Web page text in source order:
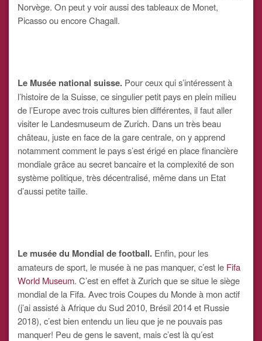
Norvège. On peut y voir aussi des tableaux de Monet,
Picasso ou encore Chagall.
Le Musée national suisse. Pour ceux qui s’intéressent à
l’histoire de la Suisse, ce singulier petit pays en plein milieu
de l’Europe avec trois cultures bien différentes, il faut aller
visiter le Landesmuseum de Zurich. Dans un très beau
château, juste en face de la gare centrale, on y apprend
notamment comment le pays s’est érigé en place financière
mondiale grâce au secret bancaire et la complexité de son
système politique, très décentralisé, même dans un Etat
d’aussi petite taille.
Le musée du Mondial de football. Enfin, pour les
amateurs de sport, le musée à ne pas manquer, c’est le Fifa
World Museum. C’est en effet à Zurich que se situe le siège
mondial de la Fifa. Avec trois Coupes du Monde à mon actif
(j’ai assisté à Afrique du Sud 2010, Brésil 2014 et Russie
2018), c’est bien entendu un lieu que je ne pouvais pas
manquer! Peu de gens le savent, mais c’est là qu’est